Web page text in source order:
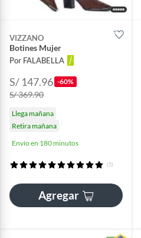
VIZZANO
Botines Mujer
Por FALABELLA
S/ 147.96 -60%
S/ 369.90
Llega mañana
Retira mañana
Envío en 180 minutos
(5)
Agregar